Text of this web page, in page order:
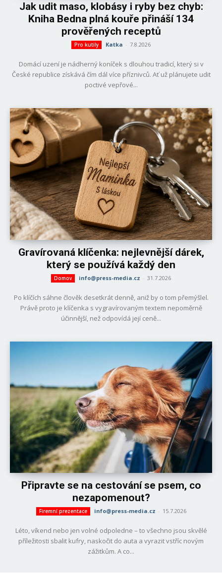
Jak udit maso, klobásy i ryby bez chyb:
Kniha Bedna plná kouře přináší 134
prověřených receptů
Pro kutily Katka - 7.8.2026
Domácí uzení je nádherný koníček s dlouhou tradicí, který si v
České republice získává čím dál více příznivců. Ať už plánujete udit
poctivé vepřové...
Gravírovaná klíčenka: nejlevnější dárek,
který se používá každý den
Domov info@press-media.cz - 31.7.2026
Po klíčích sáhne člověk desetkrát denně, aniž by o tom přemýšlel.
Právě proto je klíčenka s vygravírovaným textem nepoměrně
účinnější, než odpovídá její ceně...
Připravte se na cestování se psem, co
nezapomenout?
Firemní prezentace info@press-media.cz - 15.7.2026
Léto, víkend nebo jen volné odpoledne – to všechno jsou skvělé
příležitosti sbalit kufry, naskočit do auta a vyrazit vstříc novým
zážitkům. A co...